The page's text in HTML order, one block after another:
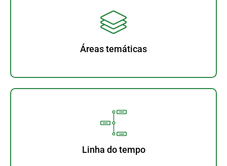
Áreas temáticas
Linha do tempo